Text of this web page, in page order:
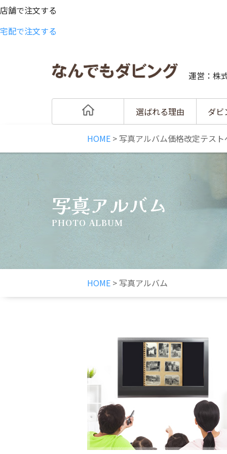
店舗で注文する
宅配で注文する
運営：株
選ばれる理由 ダビ
HOME > 写真アルバム価格改定テス
写真アルバム
PHOTO ALBUM
HOME > 写真アルバム